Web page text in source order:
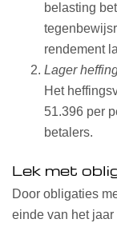
belasting
rendement
Lager
Het
51.396 per
betalers.
Lek met
Door obligaties
einde van het